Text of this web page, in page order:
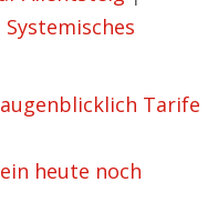
Systemisches
Tarife
heute noch